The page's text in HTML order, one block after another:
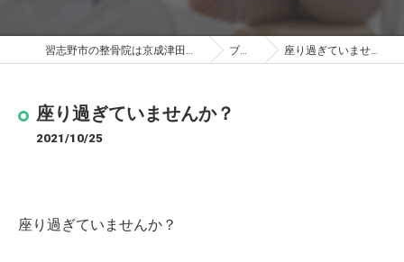
習志野市の整骨院は京成津田沼整骨院 ブログ 座り過ぎていませんか？
座り過ぎていませんか？
2021/10/25
座り過ぎていませんか？